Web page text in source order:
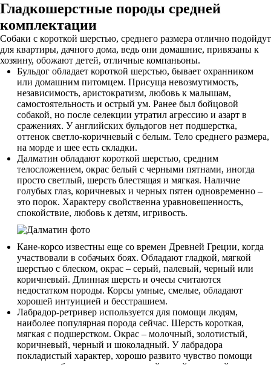
Гладкошерстные породы средней
комплектации
Собаки с короткой шерстью, среднего размера отлично подойдут
для квартиры, дачного дома, ведь они домашние, привязаны к
хозяину, обожают детей, отличные компаньоны.
Бульдог обладает короткой шерстью, бывает охранником
или домашним питомцем. Присуща невозмутимость,
независимость, аристократизм, любовь к малышам,
самостоятельность и острый ум. Ранее был бойцовой
собакой, но после селекции утратил агрессию и азарт в
сражениях. У английских бульдогов нет подшерстка,
оттенок светло-коричневый с белым. Тело среднего размера,
на морде и шее есть складки.
Далматин обладают короткой шерстью, средним
телосложением, окрас белый с черными пятнами, иногда
просто светлый, шерсть блестящая и мягкая. Наличие
голубых глаз, коричневых и черных пятен одновременно –
это порок. Характеру свойственна уравновешенность,
спокойствие, любовь к детям, игривость.
Кане-корсо известны еще со времен Древней Греции, когда
участвовали в собачьих боях. Обладают гладкой, мягкой
шерстью с блеском, окрас – серый, палевый, черный или
коричневый. Длинная шерсть и очесы считаются
недостатком породы. Корсы умные, смелые, обладают
хорошей интуицией и бесстрашием.
Лабрадор-ретривер используется для помощи людям,
наиболее популярная порода сейчас. Шерсть короткая,
мягкая с подшерстком. Окрас – молочный, золотистый,
коричневый, черный и шоколадный. У лабрадора
покладистый характер, хорошо развито чувство помощи